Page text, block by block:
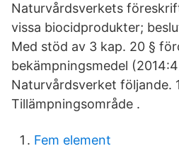
Naturvårdsverkets
vissa biocidprodukter;
Med stöd av 3 kap. 20 §
bekämpningsmedel
Naturvårdsverket följande.
Tillämpningsområde .
Fem element